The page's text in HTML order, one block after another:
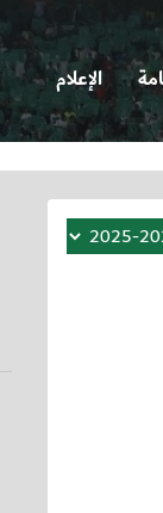
الإعلام